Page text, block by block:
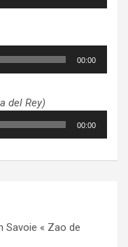
00:00
del Rey)
00:00
Savoie « Zao de